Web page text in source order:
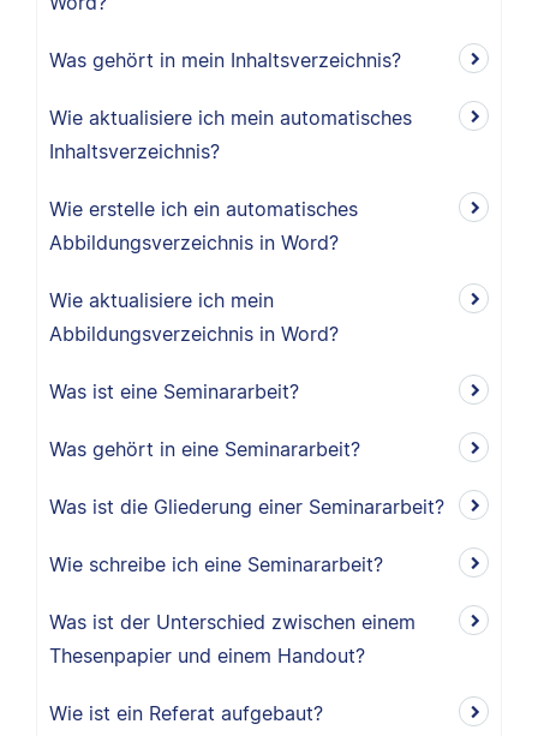
Was gehört in mein Inhaltsverzeichnis?
Wie aktualisiere ich mein automatisches
Inhaltsverzeichnis?
Wie erstelle ich ein automatisches
Abbildungsverzeichnis in Word?
Wie aktualisiere ich mein
Abbildungsverzeichnis in Word?
Was ist eine Seminararbeit?
Was gehört in eine Seminararbeit?
Was ist die Gliederung einer Seminararbeit?
Wie schreibe ich eine Seminararbeit?
Was ist der Unterschied zwischen einem
Thesenpapier und einem Handout?
Wie ist ein Referat aufgebaut?